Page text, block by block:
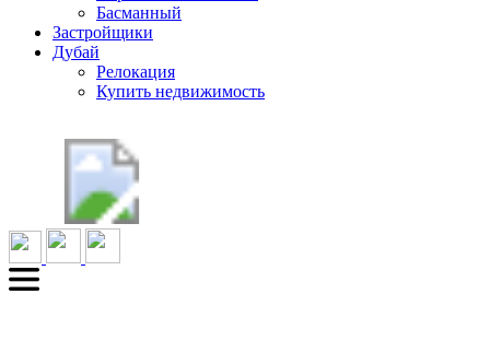
Басманный
Застройщики
Дубай
Релокация
Купить недвижимость